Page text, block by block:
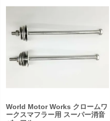
World Motor Works クロームワ
ークスマフラー用 スーパー消音